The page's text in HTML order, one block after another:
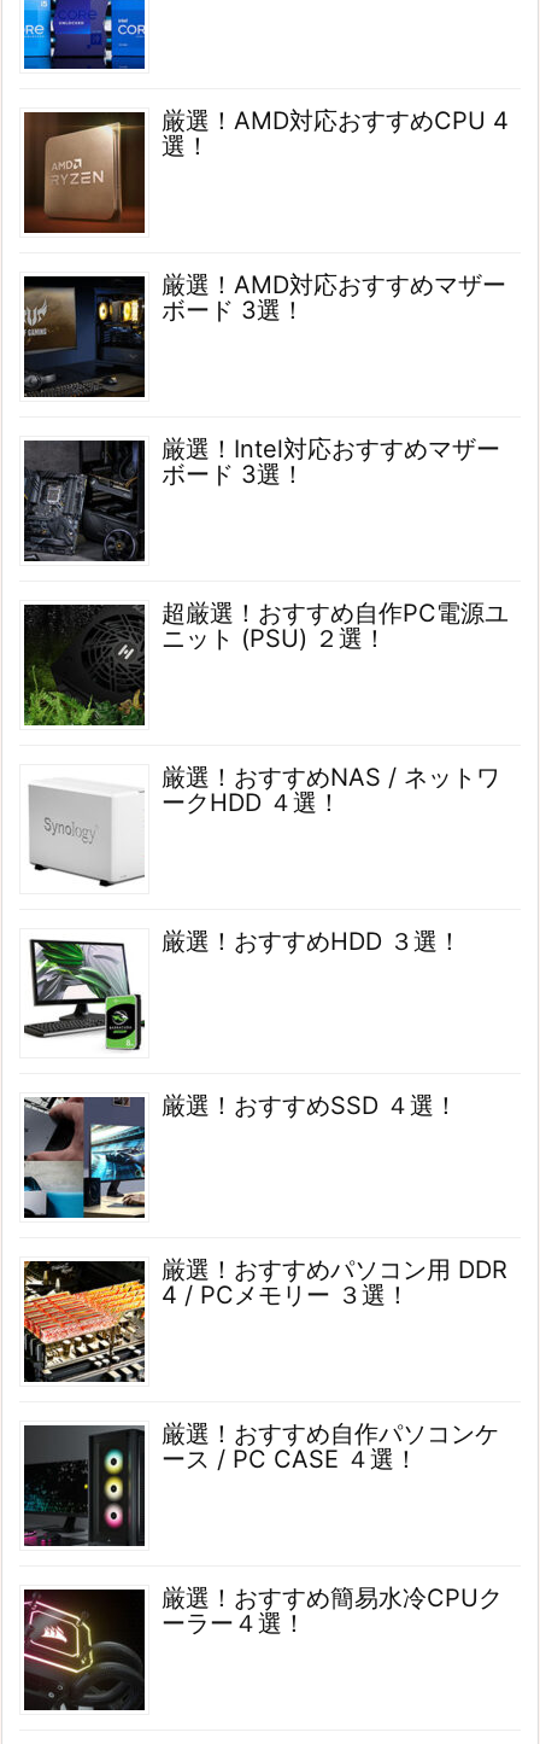
厳選！AMD対応おすすめCPU 4
選！
厳選！AMD対応おすすめマザー
ボード 3選！
厳選！Intel対応おすすめマザー
ボード 3選！
超厳選！おすすめ自作PC電源ユ
ニット (PSU) ２選！
厳選！おすすめNAS / ネットワ
ークHDD ４選！
厳選！おすすめHDD ３選！
厳選！おすすめSSD ４選！
厳選！おすすめパソコン用 DDR
4 / PCメモリー ３選！
厳選！おすすめ自作パソコンケ
ース / PC CASE ４選！
厳選！おすすめ簡易水冷CPUク
ーラー４選！